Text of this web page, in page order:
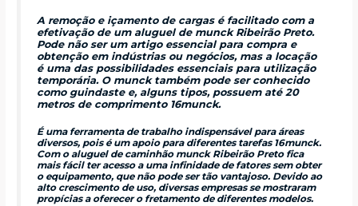
A remoção e içamento de cargas é facilitado com a
efetivação de um aluguel de munck Ribeirão Preto.
Pode não ser um artigo essencial para compra e
obtenção em indústrias ou negócios, mas a locação
é uma das possibilidades essenciais para utilização
temporária. O munck também pode ser conhecido
como guindaste e, alguns tipos, possuem até 20
metros de comprimento 16munck.
É uma ferramenta de trabalho indispensável para áreas
diversos, pois é um apoio para diferentes tarefas 16munck.
Com o aluguel de caminhão munck Ribeirão Preto fica
mais fácil ter acesso a uma infinidade de fatores sem obter
o equipamento, que não pode ser tão vantajoso. Devido ao
alto crescimento de uso, diversas empresas se mostraram
propícias a oferecer o fretamento de diferentes modelos.